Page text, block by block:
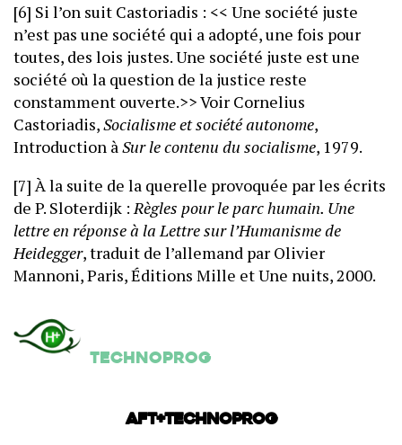
[6] Si l’on suit Castoriadis : << Une société juste
n’est pas une société qui a adopté, une fois pour
toutes, des lois justes. Une société juste est une
société où la question de la justice reste
constamment ouverte.>> Voir Cornelius
Castoriadis,Socialisme et société autonome,
Introduction àSur le contenu du socialisme, 1979.
[7] À la suite de la querelle provoquée par les écrits
de P. Sloterdijk :Règles pour le parc humain. Une
lettre en réponse à la Lettre sur l’Humanisme de
Heidegger, traduit de l’allemand par Olivier
Mannoni, Paris, Éditions Mille et Une nuits, 2000.
Technoprog
AFT+Technoprog